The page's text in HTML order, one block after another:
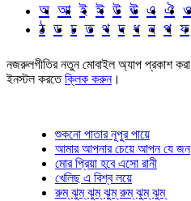
অ আ ই ঈ উ ঊ এ ঐ ও
ঠ ড ঢ ত থ দ ধ ন প ফ
নজরুলগীতির নতুন মোবাইল অ্যাপ প্রকাশ
ইনস্টল করতেক্লিক করুন।
শুকনো পাতার নূপুর পায়ে
আমার আপনার চেয়ে আপন যে জন
মোর প্রিয়া হবে এসো রানী
খেলিছ এ বিশ্ব লয়ে
রুম্ ঝুম্ ঝুম্ ঝুম্ রুম্ ঝুম্ ঝুম্